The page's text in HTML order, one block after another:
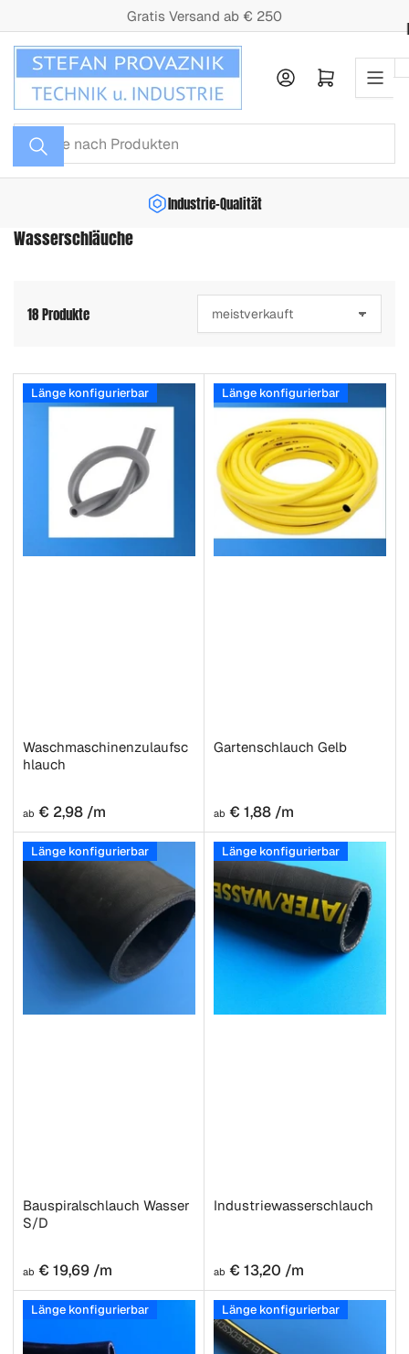
Inhalt
springen
Gratis Versand ab € 250
Suche
nach
Produkten
AnmeldenMini-Warenkorb öffnen
Industrie-Qualität
Wasserschläuche
o
t
18 Produkte
Länge konfigurierbar
Waschmaschinenzulaufsc
hlauch
Normaler
Preis
ab € 2,98 /m
Länge konfigurierbar
Gartenschlauch Gelb
Normaler
Preis
ab € 1,88 /m
Länge konfigurierbar
Bauspiralschlauch Wasser
S/D
Normaler
Preis
ab € 19,69 /m
Länge konfigurierbar
Industriewasserschlauch
Normaler
Preis
ab € 13,20 /m
Länge konfigurierbar Länge konfigurierbar